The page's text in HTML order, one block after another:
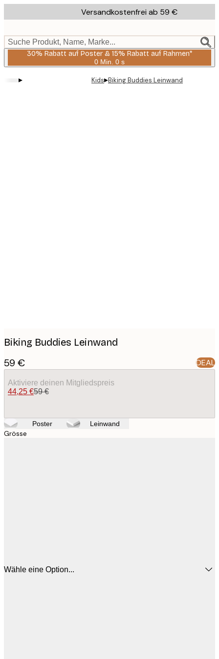
to
content.
Versandkostenfrei ab 59 €
Suche Produkt, Name, Marke...
30% Rabatt auf Poster & 15% Rabatt auf Rahmen*
0 Min. 0 s
Gültig
2026-
▸ Kids▸Biking Buddies Leinwand
Biking Buddies Leinwand
59 € DEAL
Aktiviere deinen Mitgliedspreis
44,25 €59 €
Poster Leinwand
Grösse
Wähle eine Option...